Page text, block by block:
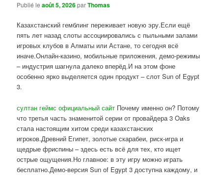
Publié leaoût 5, 2026parThomas
Казахстанский гемблинг переживает новую эру.Если ещё
пять лет назад слоты ассоциировались с пыльными залами
игровых клубов в Алматы или Астане, то сегодня всё
иначе.Онлайн-казино, мобильные приложения, демо-режимы
– индустрия шагнула далеко вперёд.И на этом фоне
особенно ярко выделяется один продукт – слот Sun of Egypt
3.
султан геймс официальный сайт Почему именно он? Потому
что третья часть знаменитой серии от провайдера 3 Oaks
стала настоящим хитом среди казахстанских
игроков.Древний Египет, золотые скарабеи, риск-игра и
щедрые фриспины – здесь есть всё для тех, кто ищет
острые ощущения.Но главное: в эту игру можно играть
бесплатно.Демо-версия Sun of Egypt 3 доступна каждому, и